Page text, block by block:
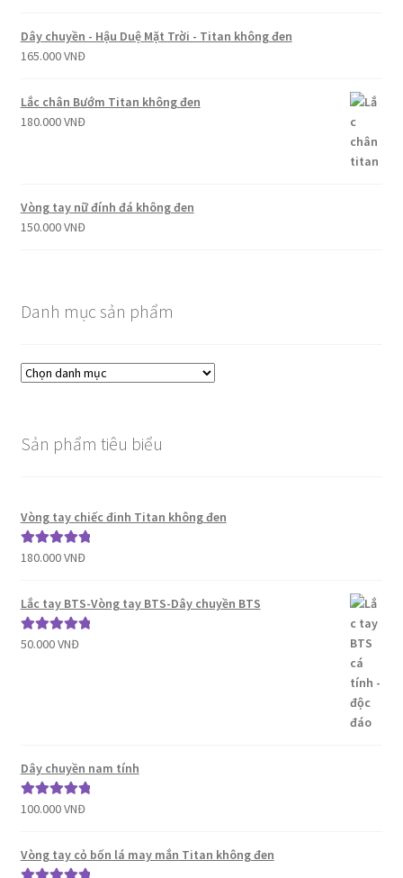
Dây chuyền - Hậu Duệ Mặt Trời - Titan không đen
165.000VNĐ
Lắc chân Bướm Titan không đen
180.000VNĐ
Vòng tay nữ đính đá không đen
150.000VNĐ
Danh mục sản phẩm
Sản phẩm tiêu biểu
Vòng tay chiếc đinh Titan không đen
Được xếp
sao
180.000VNĐ
Lắc tay BTS-Vòng tay BTS-Dây chuyền BTS
Được xếp
50.000VNĐ
Dây chuyền nam tính
Được xếp
sao
100.000VNĐ
Vòng tay cỏ bốn lá may mắn Titan không đen